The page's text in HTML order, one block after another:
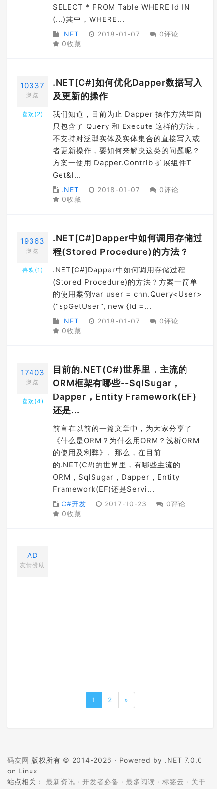
SELECT * FROM Table WHERE Id IN
(...)其中，WHERE...
.NET 2018-01-07
0评论
0收藏
10337
浏览
喜欢(2)
.NET[C#]如何优化Dapper数据写入
及更新的操作
我们知道，目前为止 Dapper 操作方法里面
只包含了 Query 和 Execute 这样的方法，
不支持对泛型实体及实体集合的直接写入或
者更新操作，要如何来解决这类的问题呢？
方案一使用 Dapper.Contrib 扩展组件T
Get&l...
.NET 2018-01-07
0评论
0收藏
19363
浏览
喜欢(1 )
.NET[C#]Dapper中如何调用存储过
程(Stored Procedure)的方法？
.NET[C#]Dapper中如何调用存储过程
(Stored Procedure)的方法？方案一简单
的使用案例var user = cnn.Query<User>
("spGetUser", new {Id =...
.NET 2018-01-07
0评论
0收藏
17403
浏览
喜欢(4)
目前的.NET(C#)世界里，主流的
ORM框架有哪些--SqlSugar，
Dapper，Entity Framework(EF)
还是...
前言在以前的一篇文章中，为大家分享了
《什么是ORM？为什么用ORM？浅析ORM
的使用及利弊》。那么，在目前
的.NET(C#)的世界里，有哪些主流的
ORM，SqlSugar，Dapper，Entity
Framework(EF)还是Servi...
C#开发 2017-10-23
0评论
0收藏
AD
友情赞助
1 2 »
码友网 版权所有 © 2014-2026 · Powered by .NET 7.0.0
on Linux
站点相关： 最新资讯 · 开发者必备 · 最多阅读 · 标签云 · 关于